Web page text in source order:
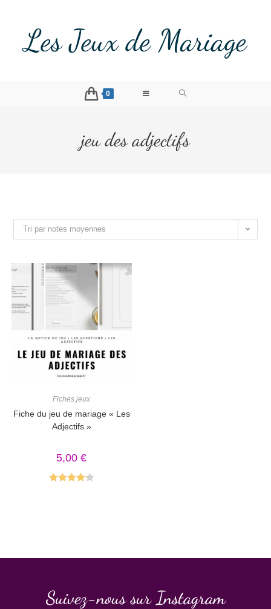
Les Jeux de Mariage
0
jeu des adjectifs
Tri par notes moyennes
Fiches jeux
Fiche du jeu de mariage « Les
Adjectifs »
5,00€
Suivez-nous sur Instagram